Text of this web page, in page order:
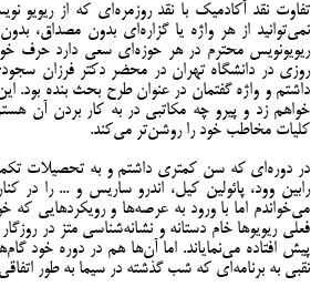
تفاوت نقد آکادمیک با نقد روزمره‌ای که از
نمی‌توانید از هر واژه یا گزاره‌ای بدون مصداق،
ریویونویس محترم در هر حوزه‌ای سعی دارد حرف
روزی در دانشگاه تهران در محضر دکتر فرزان
داشتم و واژه گفتمان در عنوان طرح بحث بنده بود.
خواهم زد و پیرو چه مکاتبی در به کار بردن آن
کلیات مخاطب خود را روشن‌تر می‌کند.
در دوره‌ای که سن کمتری داشتم و به تحصیلات
رابین وود، پائولین کیل، اندرو ساریس و ... را در
می‌خواندم اما با ورود به عرصه‌ها و رویکردهایی که
فعلی ریویوها خام دستانه و نشانه‌شناسی متز در
پیش افتاده می‌نمایاند. اما آن‌ها هم در دوره خود
نقبی به برنامه‌ای که شب گذشته در سیما به طور